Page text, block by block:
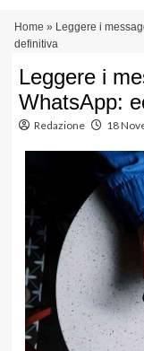
principale
Home » Leggere i
definitiva
Leggere i
WhatsApp:
Redazione 18